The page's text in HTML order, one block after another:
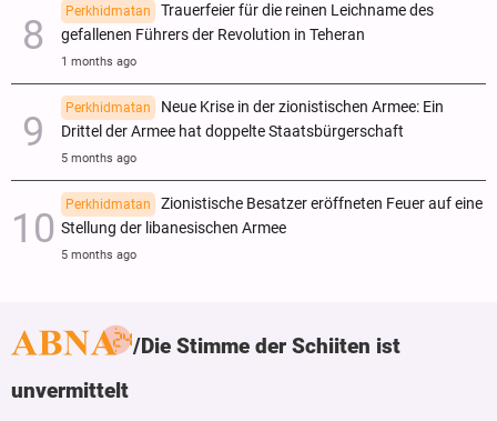
Perkhidmatan
Trauerfeier für die reinen Leichname des
gefallenen Führers der Revolution in Teheran
1 months ago
Perkhidmatan
Neue Krise in der zionistischen Armee: Ein
Drittel der Armee hat doppelte Staatsbürgerschaft
5 months ago
Perkhidmatan
Zionistische Besatzer eröffneten Feuer auf eine
Stellung der libanesischen Armee
5 months ago
Die Stimme der Schiiten ist
unvermittelt